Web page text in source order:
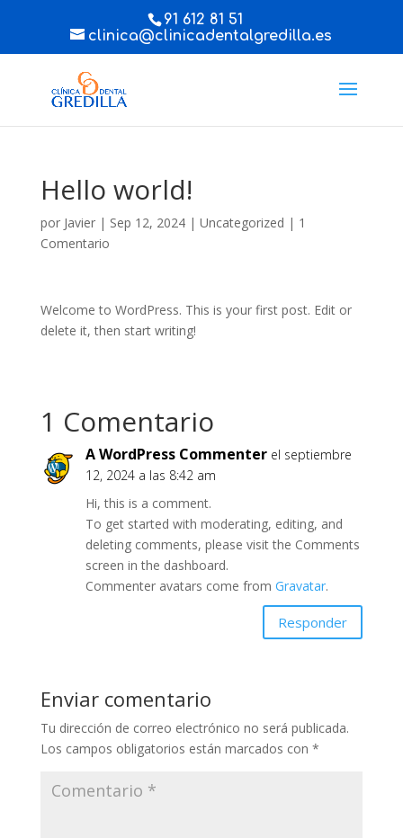
91 612 81 51
clinica@clinicadentalgredilla.es
Hello world!
por Javier| Sep 12, 2024| Uncategorized | 1
Comentario
Welcome to WordPress. This is your first post. Edit or
delete it, then start writing!
1 Comentario
A WordPress Commenter el septiembre
12, 2024 a las 8:42 am
Hi, this is a comment.
To get started with moderating, editing, and
deleting comments, please visit the Comments
screen in the dashboard.
Commenter avatars come from Gravatar.
Responder
Enviar comentario
Tu dirección de correo electrónico no será publicada.
Los campos obligatorios están marcados con *